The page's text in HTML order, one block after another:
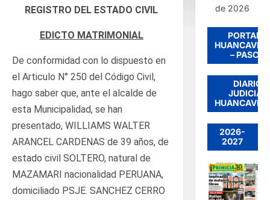
REGISTRO DEL ESTADO CIVIL
EDICTO MATRIMONIAL
De conformidad con lo dispuesto en
el Articulo N° 250 del Código Civil,
hago saber que, ante el alcalde de
esta Municipalidad, se han
presentado, WILLIAMS WALTER
ARANCEL CARDENAS de 39 años, de
estado civil SOLTERO, natural de
MAZAMARI nacionalidad PERUANA,
domiciliado PSJE. SANCHEZ CERRO
de 2026
PORTADA
– PASCO
DIARIO
JUDICIAL
2026-
2027